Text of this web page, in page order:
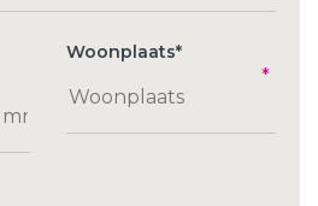
Woonplaats*